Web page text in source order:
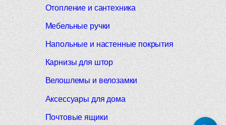
Отопление и сантехника
Мебельные ручки
Напольные и настенные покрытия
Карнизы для штор
Велошлемы и велозамки
Аксессуары для дома
Почтовые ящики